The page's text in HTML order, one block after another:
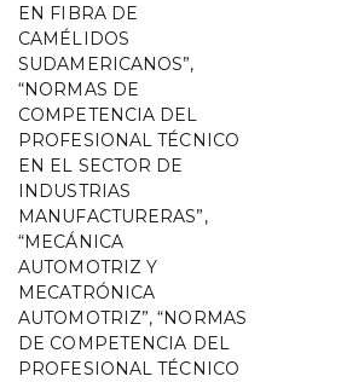
EN FIBRA DE
CAMÉLIDOS
SUDAMERICANOS”,
“NORMAS DE
COMPETENCIA DEL
PROFESIONAL TÉCNICO
EN EL SECTOR DE
INDUSTRIAS
MANUFACTURERAS”,
“MECÁNICA
AUTOMOTRIZ Y
MECATRÓNICA
AUTOMOTRIZ”, “NORMAS
DE COMPETENCIA DEL
PROFESIONAL TÉCNICO